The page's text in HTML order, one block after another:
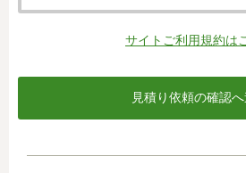
c) 個人情報の利用目的
入力された個人情報は、お見積り依
d) 個人情報の第三者提供について
サイトご利用規約は